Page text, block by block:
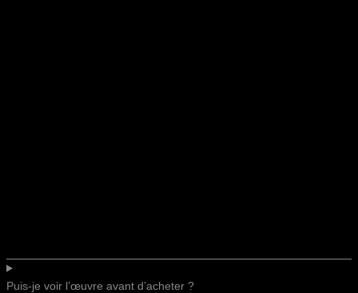
Puis-je voir l’œuvre avant d’acheter ?